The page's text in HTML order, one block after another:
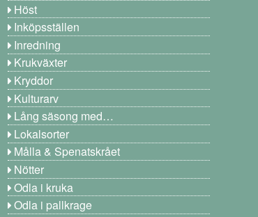
Höst
Inköpsställen
Inredning
Krukväxter
Kryddor
Kulturarv
Lång säsong med…
Lokalsorter
Målla & Spenatskrået
Nötter
Odla i kruka
Odla i pallkrage